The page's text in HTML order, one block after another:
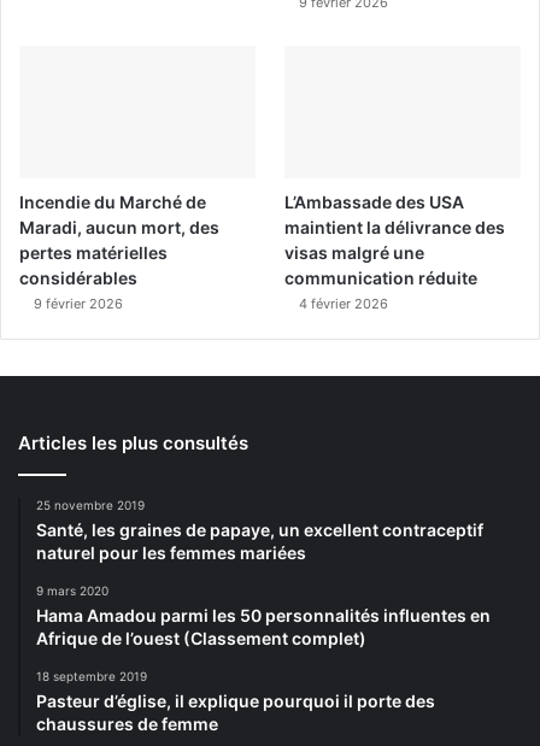
Incendie du Marché de
Maradi, aucun mort, des
pertes matérielles
considérables
9 février 2026
L’Ambassade des USA
maintient la délivrance des
visas malgré une
communication réduite
4 février 2026
Articles les plus consultés
25 novembre 2019
Santé, les graines de papaye, un excellent contraceptif
naturel pour les femmes mariées
9 mars 2020
Hama Amadou parmi les 50 personnalités influentes en
Afrique de l’ouest (Classement complet)
18 septembre 2019
Pasteur d’église, il explique pourquoi il porte des
chaussures de femme